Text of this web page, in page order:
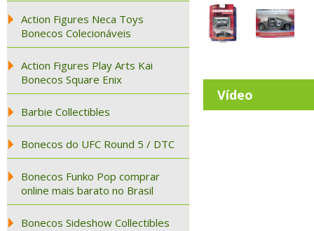
Action Figures Neca Toys
Bonecos Colecionáveis
Action Figures Play Arts Kai
Bonecos Square Enix
Barbie Collectibles
Bonecos do UFC Round 5 / DTC
Bonecos Funko Pop comprar
online mais barato no Brasil
Bonecos Sideshow Collectibles
Vídeo